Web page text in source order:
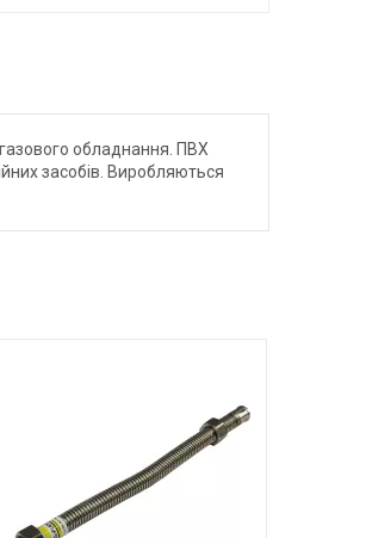
обладнання. ПВХ
засобів. Виробляються